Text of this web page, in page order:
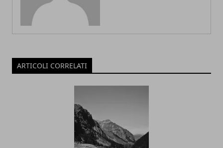
ARTICOLI CORRELATI